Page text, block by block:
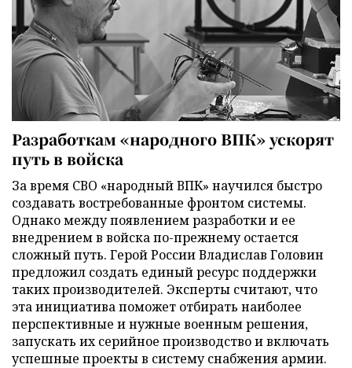
Разработкам «народного ВПК» ускорят
путь в войска
За время СВО «народный ВПК» научился быстро
создавать востребованные фронтом системы.
Однако между появлением разработки и ее
внедрением в войска по-прежнему остается
сложный путь. Герой России Владислав Головин
предложил создать единый ресурс поддержки
таких производителей. Эксперты считают, что
эта инициатива поможет отбирать наиболее
перспективные и нужные военным решения,
запускать их серийное производство и включать
успешные проекты в систему снабжения армии.